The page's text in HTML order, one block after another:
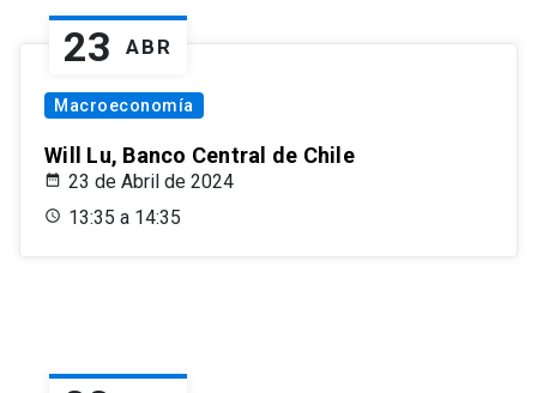
23 ABR
Macroeconomía
Will Lu, Banco Central de Chile
23 de Abril de 2024
13:35 a 14:35